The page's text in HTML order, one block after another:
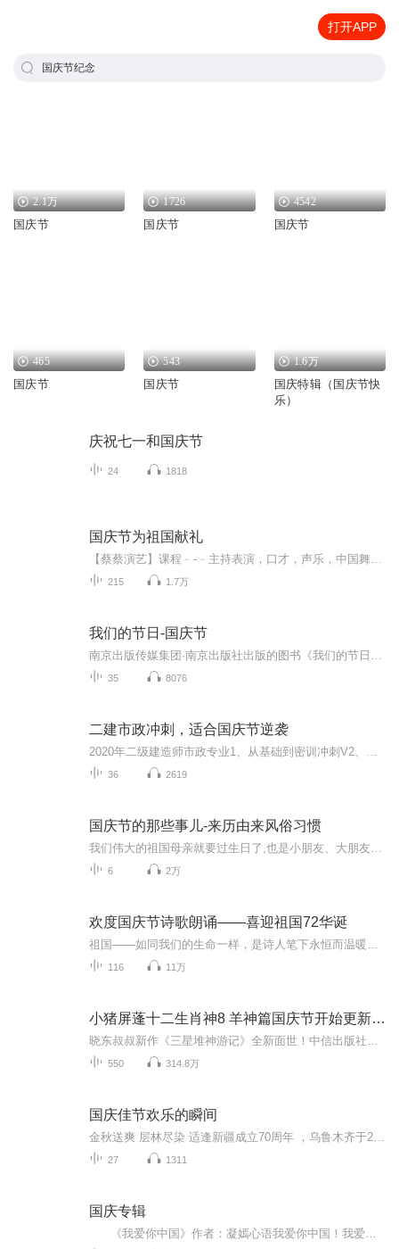
打开APP
国庆节纪念
2.1万
国庆节
1726
国庆节
4542
国庆节
465
国庆节
543
国庆节
1.6万
国庆特辑（国庆节快
乐）
庆祝七一和国庆节
24 1818
国庆节为祖国献礼
215 1.7万
我们的节日-国庆节
35 8076
二建市政冲刺，适合国庆节逆袭
36 2619
国庆节的那些事儿-来历由来风俗习惯
6 2万
欢度国庆节诗歌朗诵——喜迎祖国72华诞
116 11万
小猪屏蓬十二生肖神8 羊神篇国庆节开始更新啦！
550 314.8万
国庆佳节欢乐的瞬间
27 1311
国庆专辑